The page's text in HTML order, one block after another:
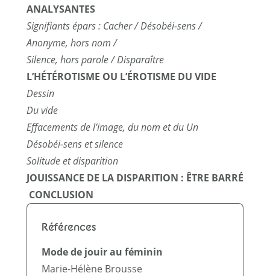
ANALYSANTES
Signifiants épars : Cacher / Désobéi-sens /
Anonyme, hors nom /
Silence, hors parole / Disparaître
L’HÉTÉROTISME OU L’ÉROTISME DU VIDE
Dessin
Du vide
Effacements de l’image, du nom et du Un
Désobéi-sens et silence
Solitude et disparition
JOUISSANCE DE LA DISPARITION : ÊTRE BARRÉ
CONCLUSION
Références
Mode de jouir au féminin
Marie-Hélène Brousse